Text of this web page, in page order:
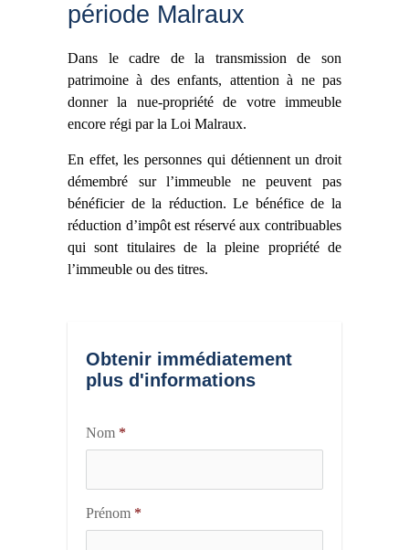
période Malraux
Dans le cadre de la transmission de son
patrimoine à des enfants, attention à ne pas
donner la nue-propriété de votre immeuble
encore régi par la Loi Malraux.
En effet, les personnes qui détiennent un droit
démembré sur l’immeuble ne peuvent pas
bénéficier de la réduction. Le bénéfice de la
réduction d’impôt est réservé aux contribuables
qui sont titulaires de la pleine propriété de
l’immeuble ou des titres.
Obtenir immédiatement
plus d'informations
Nom *
Prénom *